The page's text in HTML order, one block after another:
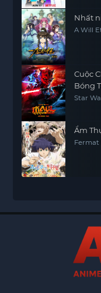
Nhất
A Will
Cuộc
Bóng
Star
Ẩm
Fermat